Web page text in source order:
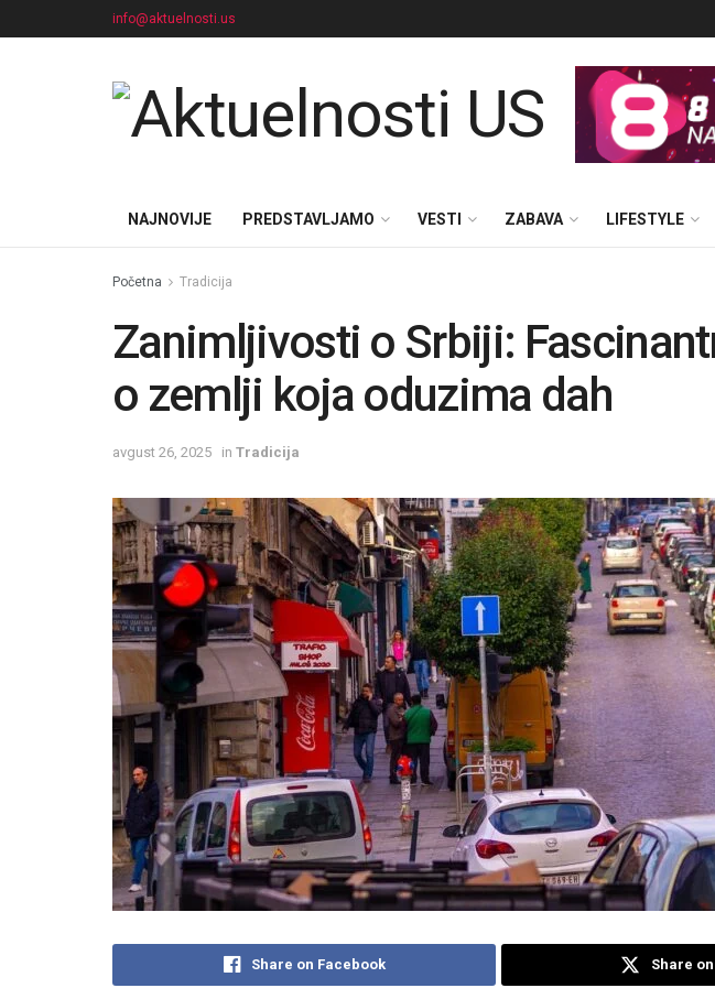
info@aktuelnosti.us
NAJNOVIJE PREDSTAVLJAMO VESTI ZABAVA LIFESTYLE
Početna Tradicija
Zanimljivosti o Srbiji:
o zemlji koja oduzima dah
avgust 26, 2025 in Tradicija
Share on Facebook Share